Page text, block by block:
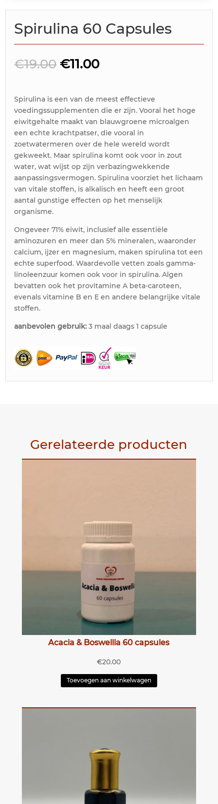
Spirulina 60 Capsules
€19.00 Oorspronkelijke
€19.00.
€11.00Huidige
€11.00.
Spirulina is een van de meest effectieve
voedingssupplementen die er zijn. Vooral het hoge
eiwitgehalte maakt van blauwgroene microalgen
een echte krachtpatser, die vooral in
zoetwatermeren over de hele wereld wordt
gekweekt. Maar spirulina komt ook voor in zout
water, wat wijst op zijn verbazingwekkende
aanpassingsvermogen. Spirulina voorziet het lichaam
van vitale stoffen, is alkalisch en heeft een groot
aantal gunstige effecten op het menselijk
organisme.
Ongeveer 71% eiwit, inclusief alle essentiële
aminozuren en meer dan 5% mineralen, waaronder
calcium, ijzer en magnesium, maken spirulina tot een
echte superfood. Waardevolle vetten zoals gamma-
linoleenzuur komen ook voor in spirulina. Algen
bevatten ook het provitamine A beta-caroteen,
evenals vitamine B en E en andere belangrijke vitale
stoffen.
aanbevolen gebruik:3 maal daags 1 capsule
Gerelateerde producten
Acacia & Boswellia 60 capsules
€20.00
Toevoegen aan winkelwagen